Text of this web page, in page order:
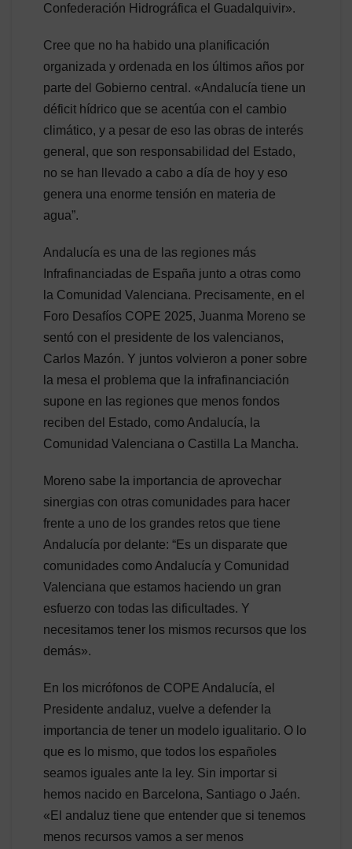
Confederación Hidrográfica el Guadalquivir».
Cree que no ha habido una planificación
organizada y ordenada en los últimos años por
parte del Gobierno central. «Andalucía tiene un
déficit hídrico que se acentúa con el cambio
climático, y a pesar de eso las obras de interés
general, que son responsabilidad del Estado,
no se han llevado a cabo a día de hoy y eso
genera una enorme tensión en materia de
agua”.
Andalucía es una de las regiones más
Infrafinanciadas de España junto a otras como
la Comunidad Valenciana. Precisamente, en el
Foro Desafíos COPE 2025, Juanma Moreno se
sentó con el presidente de los valencianos,
Carlos Mazón. Y juntos volvieron a poner sobre
la mesa el problema que la infrafinanciación
supone en las regiones que menos fondos
reciben del Estado, como Andalucía, la
Comunidad Valenciana o Castilla La Mancha.
Moreno sabe la importancia de aprovechar
sinergias con otras comunidades para hacer
frente a uno de los grandes retos que tiene
Andalucía por delante: “Es un disparate que
comunidades como Andalucía y Comunidad
Valenciana que estamos haciendo un gran
esfuerzo con todas las dificultades. Y
necesitamos tener los mismos recursos que los
demás».
En los micrófonos de COPE Andalucía, el
Presidente andaluz, vuelve a defender la
importancia de tener un modelo igualitario. O lo
que es lo mismo, que todos los españoles
seamos iguales ante la ley. Sin importar si
hemos nacido en Barcelona, Santiago o Jaén.
«El andaluz tiene que entender que si tenemos
menos recursos vamos a ser menos